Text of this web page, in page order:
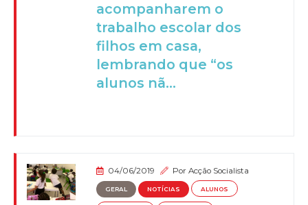
acompanharem o
trabalho escolar dos
filhos em casa,
lembrando que “os
alunos nã...
04/06/2019 PorAcção Socialista
GERAL NOTÍCIAS ALUNOS